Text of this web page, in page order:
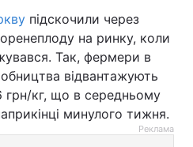
підскочили через
на ринку, коли
Так, фермери в
відвантажують
грн/кг, що в середньому
минулого тижня.
Реклама